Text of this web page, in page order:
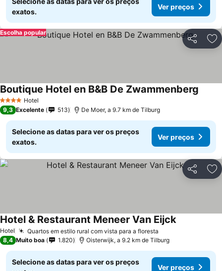
exatos.
Ver preços
Partilhar
Escolha popular
4 EstrelasHotel
Boutique Hotel en B&B De Zwammenberg
9,3 Excelente 513 De Moer, a 9.7 km de Tilburg
Selecione as datas para ver os preços
exatos.
Ver preços
Partilhar
Hotel Quartos em estilo rural com vista para a floresta
Hotel & Restaurant Meneer Van Eijck
8,4 Muito boa 1.820 Oisterwijk, a 9.2 km de Tilburg
Selecione as datas para ver os preços
Ver preços